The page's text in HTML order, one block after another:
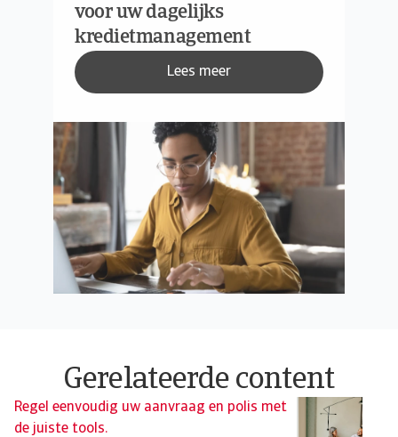
voor uw dagelijks
kredietmanagement
Lees meer
Gerelateerde content
Regel eenvoudig uw aanvraag en polis met
de juiste tools.